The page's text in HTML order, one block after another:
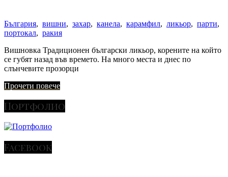
България, вишни, захар, канела, карамфил, ликьор, парти,
портокал, ракия
Вишновка Традиционен български ликьор, корените на който
се губят назад във времето. На много места и днес по
слънчевите прозорци
Прочети повече
Портфолио
Facebook